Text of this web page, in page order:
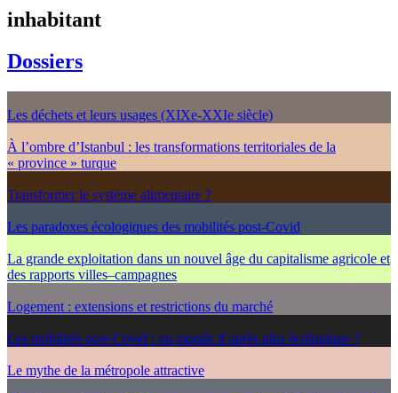
inhabitant
Dossiers
Les déchets et leurs usages (XIXe-XXIe siècle)
À l’ombre d’Istanbul : les transformations territoriales de la
« province » turque
Transformer le système alimentaire ?
Les paradoxes écologiques des mobilités post-Covid
La grande exploitation dans un nouvel âge du capitalisme agricole et
des rapports villes–campagnes
Logement : extensions et restrictions du marché
Les mobilités post-Covid : un monde d’après plus écologique ?
Le mythe de la métropole attractive